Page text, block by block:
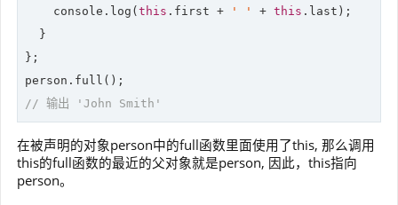
console .log( this .first + ' ' + this .last);
  }
};
// 输出 'John Smith'
在被声明的对象person中的full函数里面使用了this, 那么调用
this的full函数的最近的父对象就是person, 因此，this指向
person。